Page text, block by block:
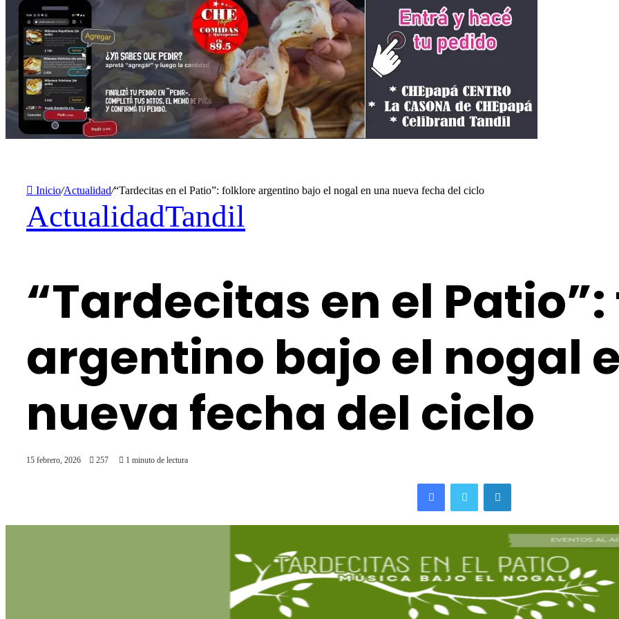
Inicio/Actualidad/“Tardecitas en el Patio”: folklore argentino bajo el nogal en una nueva fecha del ciclo
ActualidadTandil
“Tardecitas en el
argentino bajo el nogal
nueva fecha del ciclo
15 febrero, 2026 257 1 minuto de lectura